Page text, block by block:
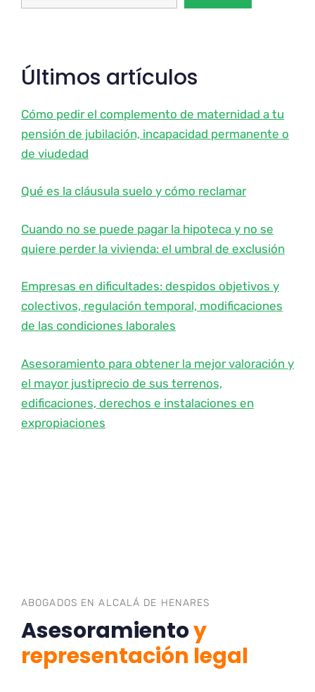
Últimos artículos
Cómo pedir el complemento de maternidad a tu
pensión de jubilación, incapacidad permanente o
de viudedad
Qué es la cláusula suelo y cómo reclamar
Cuando no se puede pagar la hipoteca y no se
quiere perder la vivienda: el umbral de exclusión
Empresas en dificultades: despidos objetivos y
colectivos, regulación temporal, modificaciones
de las condiciones laborales
Asesoramiento para obtener la mejor valoración y
el mayor justiprecio de sus terrenos,
edificaciones, derechos e instalaciones en
expropiaciones
ABOGADOS EN ALCALÁ DE HENARES
Asesoramientoy
representación legal